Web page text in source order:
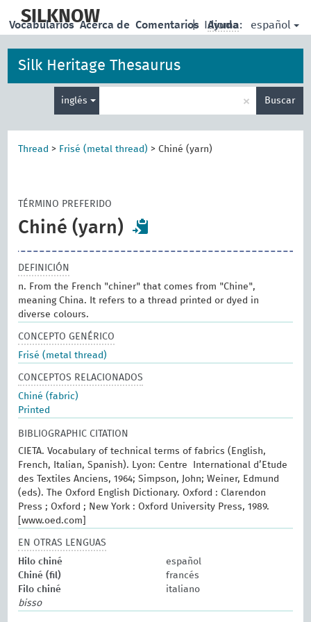
main
SILKNOW | Idioma: español
Vocabularios Acerca de Comentarios Ayuda
Silk Heritage Thesaurus
inglés × Buscar
Thread > Frisé (metal thread) > Chiné (yarn)
TÉRMINO PREFERIDO
Chiné (yarn)
DEFINICIÓN
n. From the French "chiner" that comes from "Chine",
meaning China. It refers to a thread printed or dyed in
diverse colours.
CONCEPTO GENÉRICO
Frisé (metal thread)
CONCEPTOS RELACIONADOS
Chiné (fabric)
Printed
BIBLIOGRAPHIC CITATION
CIETA. Vocabulary of technical terms of fabrics (English,
French, Italian, Spanish). Lyon: Centre International d’Etude
des Textiles Anciens, 1964; Simpson, John; Weiner, Edmund
(eds). The Oxford English Dictionary. Oxford : Clarendon
Press ; Oxford ; New York : Oxford University Press, 1989.
[www.oed.com]
EN OTRAS LENGUAS
Hilo chiné
español
Chiné (fil)
francés
Filo chiné
italiano
bisso